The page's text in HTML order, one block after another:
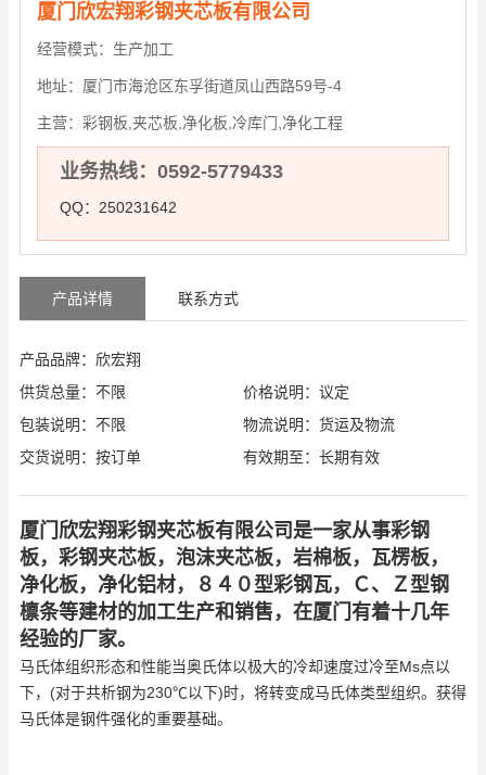
厦门欣宏翔彩钢夹芯板有限公司
经营模式： 生产加工
地址： 厦门市海沧区东孚街道凤山西路59号-4
主营： 彩钢板,夹芯板,净化板,冷库门,净化工程
业务热线：0592-5779433
QQ：250231642
产品详情 联系方式
产品品牌：欣宏翔
供货总量：不限
价格说明：议定
包装说明：不限
物流说明：货运及物流
交货说明：按订单
有效期至：长期有效
厦门欣宏翔彩钢夹芯板有限公司是一家从事彩钢
板，彩钢夹芯板，泡沫夹芯板，岩棉板，瓦楞板，
净化板，净化铝材，８４０型彩钢瓦，Ｃ、Ｚ型钢
檩条等建材的加工生产和销售，在厦门有着十几年
经验的厂家。
马氏体组织形态和性能当奥氏体以极大的冷却速度过冷至Ms点以
下，(对于共析钢为230℃以下)时，将转变成马氏体类型组织。获得
马氏体是钢件强化的重要基础。